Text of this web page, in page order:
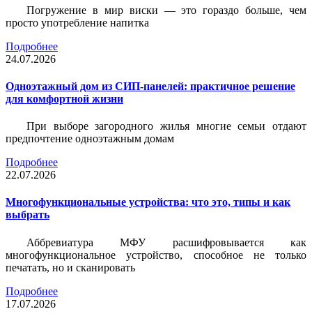
Погружение в мир виски — это гораздо больше, чем
просто употребление напитка
Подробнее
24.07.2026
Одноэтажный дом из СИП-панелей: практичное решение
для комфортной жизни
При выборе загородного жилья многие семьи отдают
предпочтение одноэтажным домам
Подробнее
22.07.2026
Многофункциональные устройства: что это, типы и как
выбрать
Аббревиатура МФУ расшифровывается как
многофункциональное устройство, способное не только
печатать, но и сканировать
Подробнее
17.07.2026